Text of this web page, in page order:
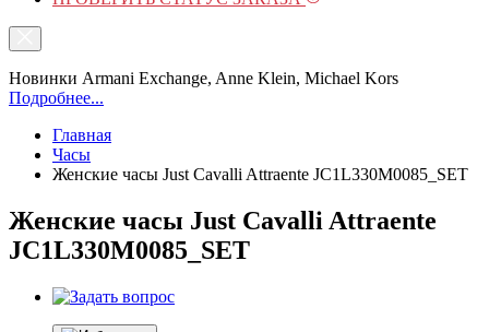
Новинки Armani Exchange, Anne Klein, Michael Kors
Подробнее...
Главная
Часы
Женские часы Just Cavalli Attraente JC1L330M0085_SET
Женские часы Just Cavalli Attraente
JC1L330M0085_SET